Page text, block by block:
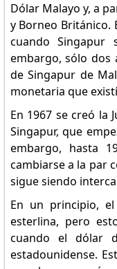
Dólar Malayo y, a
y Borneo Británico.
cuando
embargo, sólo dos
de Singapur de
monetaria que
En 1967 se creó la
Singapur, que
embargo, hasta
cambiarse a la par
sigue siendo
En un principio,
esterlina, pero
cuando el dólar
estadounidense.